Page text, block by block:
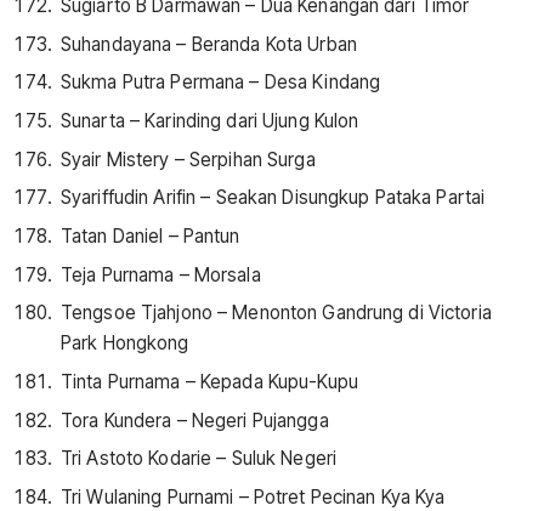
Sugiarto B Darmawan – Dua Kenangan dari Timor
Suhandayana – Beranda Kota Urban
Sukma Putra Permana – Desa Kindang
Sunarta – Karinding dari Ujung Kulon
Syair Mistery – Serpihan Surga
Syariffudin Arifin – Seakan Disungkup Pataka Partai
Tatan Daniel – Pantun
Teja Purnama – Morsala
Tengsoe Tjahjono – Menonton Gandrung di Victoria
Park Hongkong
Tinta Purnama – Kepada Kupu-Kupu
Tora Kundera – Negeri Pujangga
Tri Astoto Kodarie – Suluk Negeri
Tri Wulaning Purnami – Potret Pecinan Kya Kya